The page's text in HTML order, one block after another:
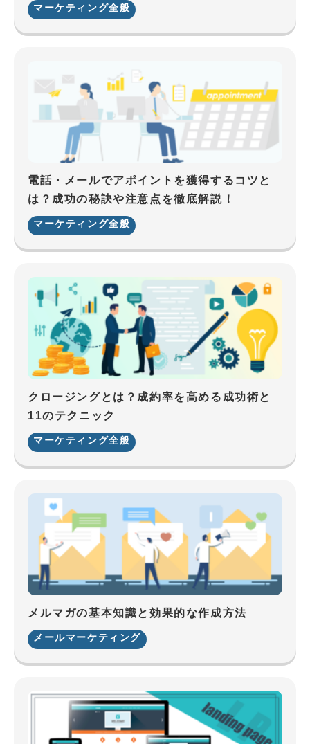
マーケティング全般
電話・メールでアポイントを獲得するコツと
は？成功の秘訣や注意点を徹底解説！
マーケティング全般
クロージングとは？成約率を高める成功術と
11のテクニック
マーケティング全般
メルマガの基本知識と効果的な作成方法
メールマーケティング